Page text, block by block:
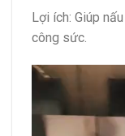
Lợi ích: Giúp
công sức.
Trình
Video